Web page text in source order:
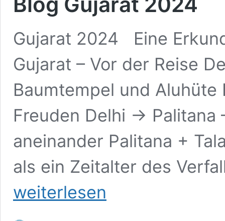
Gujarat 2024 Eine
Gujarat – Vor der Reise
Baumtempel und Aluhüte
Freuden Delhi ->
aneinander Palitana +
als ein Zeitalter des
weiterlesen